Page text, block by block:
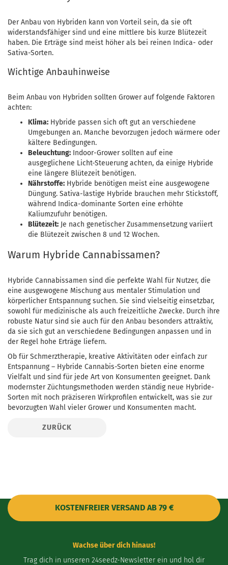
Der Anbau von Hybriden kann von Vorteil sein, da sie oft
widerstandsfähiger sind und eine mittlere bis kurze Blütezeit
haben. Die Erträge sind meist höher als bei reinen Indica- oder
Sativa-Sorten.
Wichtige Anbauhinweise
Beim Anbau von Hybriden sollten Grower auf folgende Faktoren
achten:
Klima: Hybride passen sich oft gut an verschiedene
Umgebungen an. Manche bevorzugen jedoch wärmere oder
kältere Bedingungen.
Beleuchtung: Indoor-Grower sollten auf eine
ausgeglichene Licht-Steuerung achten, da einige Hybride
eine längere Blütezeit benötigen.
Nährstoffe: Hybride benötigen meist eine ausgewogene
Düngung. Sativa-lastige Hybride brauchen mehr Stickstoff,
während Indica-dominante Sorten eine erhöhte
Kaliumzufuhr benötigen.
Blütezeit: Je nach genetischer Zusammensetzung variiert
die Blütezeit zwischen 8 und 12 Wochen.
Warum Hybride Cannabissamen?
Hybride Cannabissamen sind die perfekte Wahl für Nutzer, die
eine ausgewogene Mischung aus mentaler Stimulation und
körperlicher Entspannung suchen. Sie sind vielseitig einsetzbar,
sowohl für medizinische als auch freizeitliche Zwecke. Durch ihre
robuste Natur sind sie auch für den Anbau besonders attraktiv,
da sie sich gut an verschiedene Bedingungen anpassen und in
der Regel hohe Erträge liefern.
Ob für Schmerztherapie, kreative Aktivitäten oder einfach zur
Entspannung – Hybride Cannabis-Sorten bieten eine enorme
Vielfalt und sind für jede Art von Konsumenten geeignet. Dank
modernster Züchtungsmethoden werden ständig neue Hybride-
Sorten mit noch präziseren Wirkprofilen entwickelt, was sie zur
bevorzugten Wahl vieler Grower und Konsumenten macht.
ZURÜCK
KOSTENFREIER VERSAND AB 79 €
Wachse über dich hinaus!
Trag dich in unseren 24seedz-Newsletter ein und hol dir